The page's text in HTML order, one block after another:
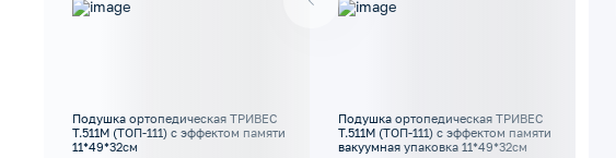
Подушка ортопедическая ТРИВЕС
Т.511М (ТОП-111) с эффектом памяти
11*49*32см
Подушка ортопедическая ТРИВЕС
Т.511М (ТОП-111) с эффектом памяти
вакуумная упаковка 11*49*32см